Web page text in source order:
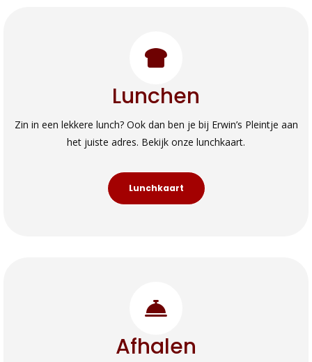
Lunchen
Zin in een lekkere lunch? Ook dan ben je bij Erwin’s Pleintje aan
het juiste adres. Bekijk onze lunchkaart.
Lunchkaart
Afhalen